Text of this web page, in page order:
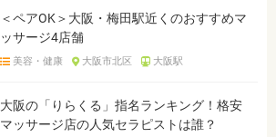
＜ペアOK＞大阪・梅田駅近くのおすすめマ
ッサージ4店舗
美容・健康 大阪市北区 大阪駅
大阪の「りらくる」指名ランキング！格安
マッサージ店の人気セラピストは誰？